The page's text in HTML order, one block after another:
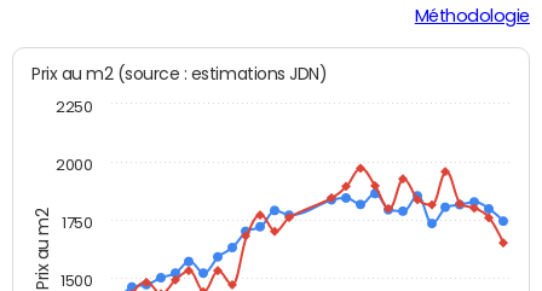
Méthodologie
Prix au m2
Prix au m2 (source : estimations JDN)
2000
1500
1750
2250